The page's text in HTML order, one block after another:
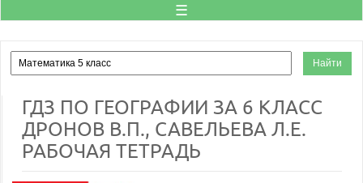
☰
ГДЗ ПО ГЕОГРАФИИ ЗА 6 КЛАСС
ДРОНОВ В.П., САВЕЛЬЕВА Л.Е.
РАБОЧАЯ ТЕТРАДЬ